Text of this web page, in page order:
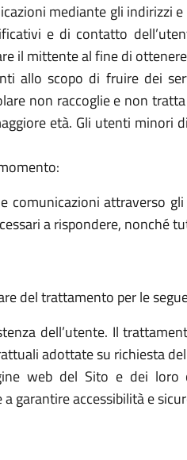
mediante gli
e di contatto
il mittente al fine di
allo scopo di fruire dei
non raccoglie e non
età. Gli utenti
comunicazioni attraverso
a rispondere, nonché
del trattamento per le
dell’utente. Il
adottate su richiesta
web del Sito e dei
accessibilità e